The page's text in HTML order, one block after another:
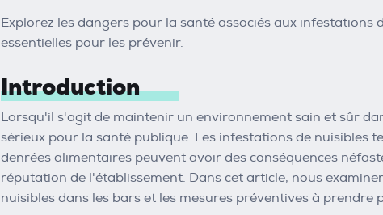
Explorez les dangers pour la santé associés aux infestations
essentielles pour les prévenir.
Introduction
Lorsqu'il s'agit de maintenir un environnement sain et sûr
sérieux pour la santé publique. Les infestations de nuisibles
denrées alimentaires peuvent avoir des conséquences
réputation de l'établissement. Dans cet article, nous
nuisibles dans les bars et les mesures préventives à prendre